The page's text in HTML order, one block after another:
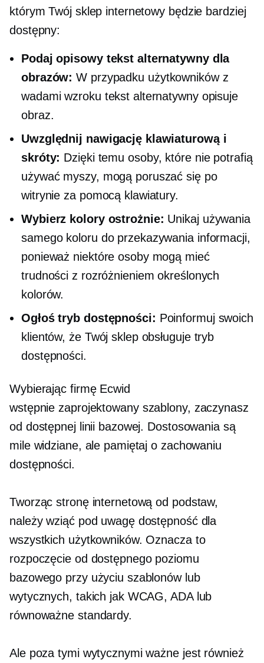
którym Twój sklep internetowy będzie bardziej
dostępny:
Podaj opisowy tekst alternatywny dla
obrazów: W przypadku użytkowników z
wadami wzroku tekst alternatywny opisuje
obraz.
Uwzględnij nawigację klawiaturową i
skróty: Dzięki temu osoby, które nie potrafią
używać myszy, mogą poruszać się po
witrynie za pomocą klawiatury.
Wybierz kolory ostrożnie: Unikaj używania
samego koloru do przekazywania informacji,
ponieważ niektóre osoby mogą mieć
trudności z rozróżnieniem określonych
kolorów.
Ogłoś tryb dostępności: Poinformuj swoich
klientów, że Twój sklep obsługuje tryb
dostępności.
Wybierając firmę Ecwid
wstępnie zaprojektowanyszablony, zaczynasz
od dostępnej linii bazowej. Dostosowania są
mile widziane, ale pamiętaj o zachowaniu
dostępności.
Tworząc stronę internetową od podstaw,
należy wziąć pod uwagę dostępność dla
wszystkich użytkowników. Oznacza to
rozpoczęcie od dostępnego poziomu
bazowego przy użyciu szablonów lub
wytycznych, takich jak WCAG, ADA lub
równoważne standardy.
Ale poza tymi wytycznymi ważne jest również